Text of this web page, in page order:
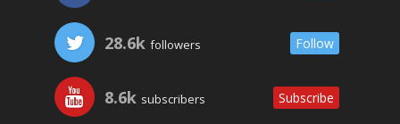
28.6k followers Follow
8.6k subscribers Subscribe